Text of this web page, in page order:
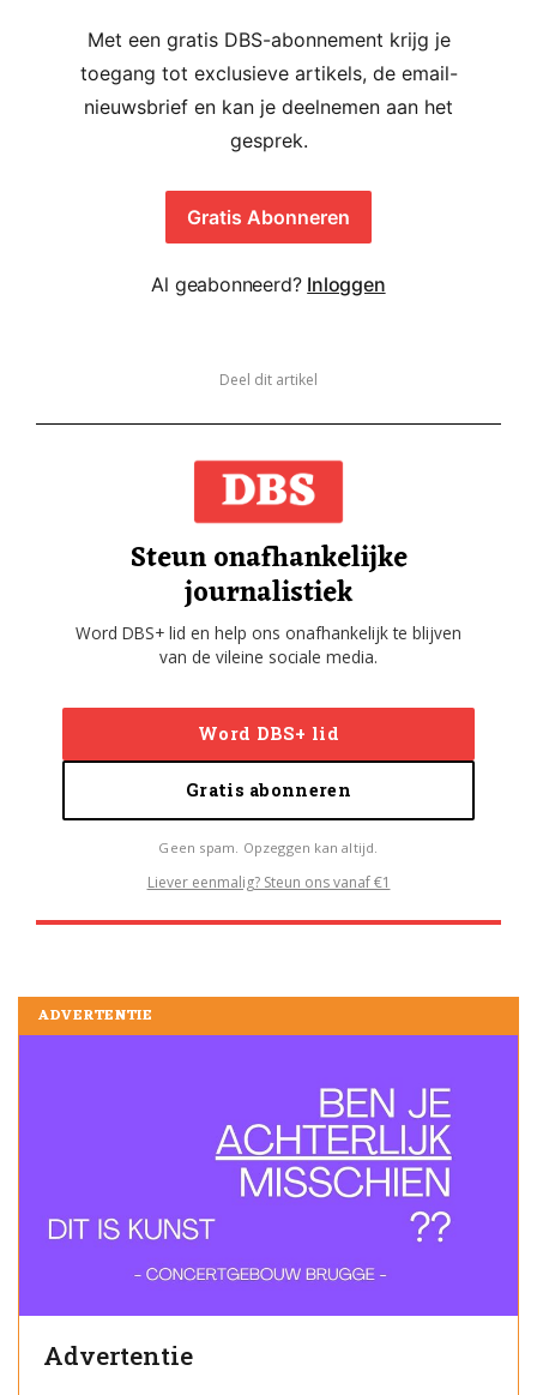
Met een gratis DBS-abonnement krijg je
toegang tot exclusieve artikels, de email-
nieuwsbrief en kan je deelnemen aan het
gesprek.
Gratis Abonneren
Al geabonneerd? Inloggen
Deel dit artikel
Steun onafhankelijke
journalistiek
Word DBS+ lid en help ons onafhankelijk te blijven
van de vileine sociale media.
Word DBS+ lid
Gratis abonneren
Geen spam. Opzeggen kan altijd.
Liever eenmalig? Steun ons vanaf €1
ADVERTENTIE
Advertentie